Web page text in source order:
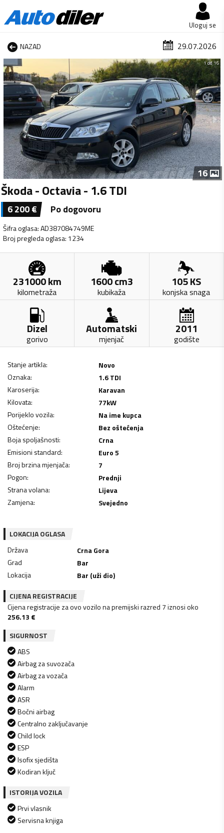
Uloguj se
NAZAD 29.07.2026
1 od 16
16
Škoda - Octavia - 1.6 TDI
6 200€ Po dogovoru
Šifra oglasa:AD387084749ME
Broj pregleda oglasa: 1234
231000km
kilometraža
1600cm3
kubikaža
105KS
konjska snaga
Dizel
gorivo
Automatski
mjenjač
2011
godište
Stanje artikla:
Novo
Oznaka:
1.6 TDI
Karoserija:
Karavan
Kilovata: 77kW
Porijeklo vozila:
Na ime kupca
Oštećenje:
Bez oštećenja
Boja spoljašnosti:
Crna
Emisioni standard:
Euro 5
Broj brzina mjenjača:
7
Pogon:
Prednji
Strana volana:
Lijeva
Zamjena: Svejedno
LOKACIJA OGLASA
Država
Crna Gora
Grad
Bar
Lokacija
Bar (uži dio)
CIJENA REGISTRACIJE
Cijena registracije za ovo vozilo na premijski razred 7 iznosi oko
256.13 €
SIGURNOST
ABS
Airbag za suvozača
Airbag za vozača
Alarm
ASR
Bočni airbag
Centralno zaključavanje
Child lock
ESP
Isofix sjedišta
Kodiran ključ
ISTORIJA VOZILA
Prvi vlasnik
Servisna knjiga